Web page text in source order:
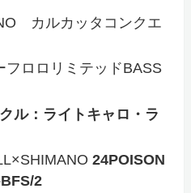
カルカッタコンクエ
フロロリミテッドBASS
ル：ライトキャロ・ラ
24POISON
2